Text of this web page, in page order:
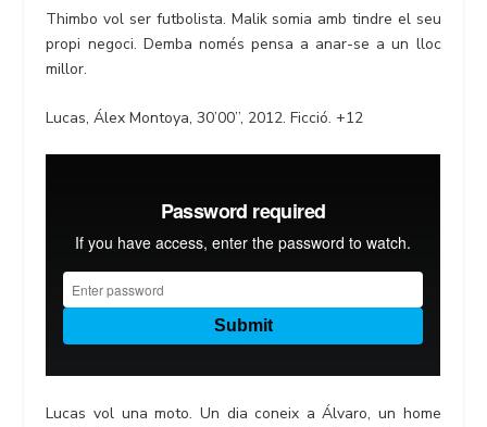
Thimbo vol ser futbolista. Malik somia amb tindre el seu
propi negoci. Demba només pensa a anar-se a un lloc
millor.
Lucas, Álex Montoya, 30’00’’, 2012. Ficció. +12
Lucas vol una moto. Un dia coneix a Álvaro, un home